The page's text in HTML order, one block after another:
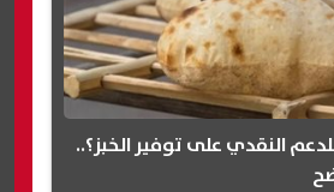
النقدي على توفير الخبز؟..